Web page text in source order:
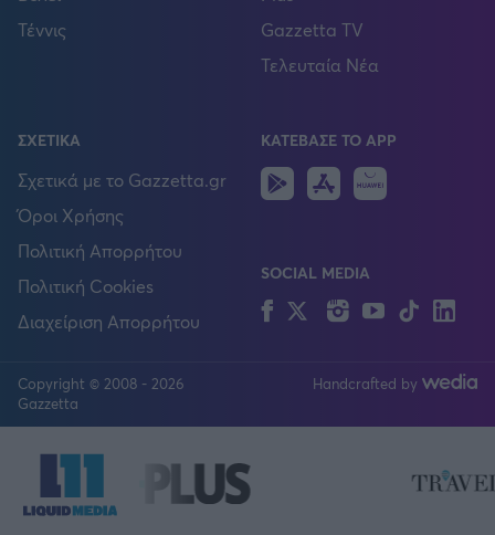
Τέννις
Gazzetta TV
Τελευταία Νέα
ΣΧΕΤΙΚΑ
Σχετικά με το Gazzetta.gr
Όροι Χρήσης
Πολιτική Απορρήτου
Πολιτική Cookies
Διαχείριση Απορρήτου
ΚΑΤΕΒΑΣΕ ΤΟ APP
Android
IOS
SOCIAL MEDIA
FacebookTwitterInstagram
YouTubeTikTok
Copyright © 2008 - 2026
Gazzetta
Handcrafted by